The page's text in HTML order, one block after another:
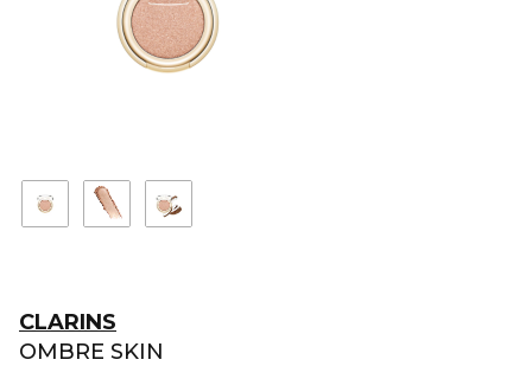
CLARINS
OMBRE SKIN